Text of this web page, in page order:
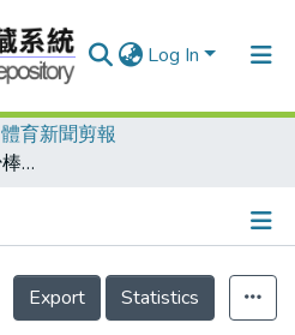
Log In
體育新聞剪報
關懷杯棒球賽 三星青少棒冠留東部 粉碎桃園三級大滿貫 泰山賽前加油力阻桃園 少棒桃園內戰 龜山國小奪冠/明年滿18屆 張泰山：熱鬧辦成年禮/呂明杰好投 平鎮封王拼聯賽 要求完投 藍文成不答應/拒入老爸球隊 藍天邵爭冠父子強碰/關懷杯昨日戰績表/關懷杯獎勵名單/印地安人青棒訓練營 台灣小投手直球不直 美教練：變化球投太多/李振昌目標 明年6月上大聯盟 放下雜念球速提升
Details
Export
Statistics